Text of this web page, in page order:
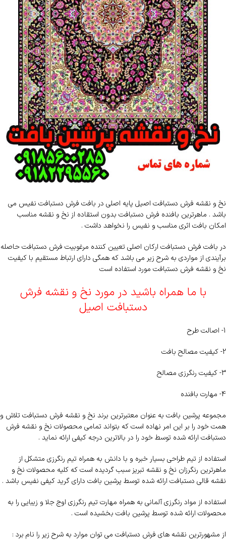
نخ و نقشه فرش دستبافت اصیل پایه اصلی در بافت فرش دستبافت نفیس می
باشد . ماهرترین بافنده فرش دستبافت بدون استقاده از نخ و نقشه مناسب
امکان بافت اثری مناسب و نفیس را نخواهد داشت .
در بافت فرش دستبافت ارکان اصلی تعیین کننده مرغوبیت فرش دستبافت حاصله
برآیندی از مواردی به شرح زیر می باشد که همگی دارای ارتباط مستقیم با کیفیت
نخ و نقشه فرش دستبافت مورد استفاده است
با ما همراه باشید در مورد نخ و نقشه فرش
دستبافت اصیل
1- اصالت طرح
2- کیفیت مصالح بافت
3- کیفیت رنگرزی مصالح
4- مهارت بافنده
مجموعه پرشین بافت به عنوان معتبرترین برند نخ و نقشه فرش دستبافت تلاش و
همت خود را بر این امر نهاده است که بتواند تمامی محصولات نخ و نقشه فرش
دستبافت ارائه شده توسط خود را در بالاترین درجه کیفی ارائه نماید .
استفاده از تیم طراحی بسیار خبره و با دانش به همراه تیم رنگرزی متشکل از
ماهرترین رنگرزان نخ و نقشه تبریز سبب گردیده است که کلیه محصولات نخ و
نقشه قالی دستبافت ارائه شده توسط پرشین بافت دارای گرید کیفی نفیس باشد .
استفاده از مواد رنگرزی آلمانی به همراه مهارت تیم رنگرزی اوج جلا و زیبایی را به
محصولات ارائه شده توسط پرشین بافت بخشیده است .
از مشهورترین نقشه های فرش دستبافت می توان موارد به شرح زیر را نام برد :